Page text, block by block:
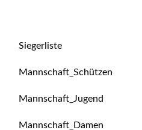
Siegerliste
Mannschaft_Schützen
Mannschaft_Jugend
Mannschaft_Damen